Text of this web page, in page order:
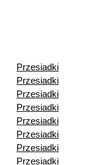
Przesiadki
Przesiadki
Przesiadki
Przesiadki
Przesiadki
Przesiadki
Przesiadki
Przesiadki